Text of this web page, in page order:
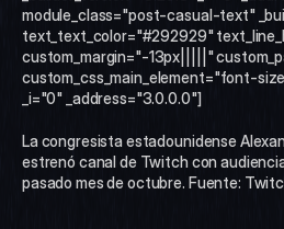
module_class="post-casual-text"
text_text_color="#292929"
custom_margin="-13px|||||"
custom_css_main_element="font-
_i="0" _address="3.0.0.0"]
La congresista estadounidense
estrenó canal de Twitch con
pasado mes de octubre. Fuente: